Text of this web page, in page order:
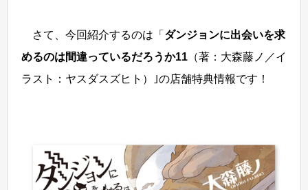
さて、今回紹介するのは「 ダンジョンに出会いを求
めるのは間違っているだろうか11 （著：大森藤ノ／イ
ラスト：ヤスダスズヒト）｣の店舗特典情報です！